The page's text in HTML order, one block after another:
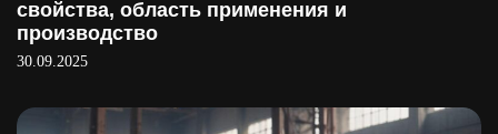
свойства, область применения и
производство
30.09.2025